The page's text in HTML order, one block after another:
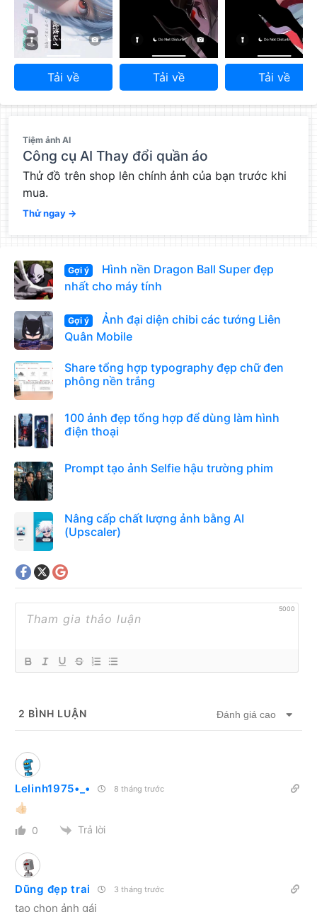
Tải về Tải về Tải về
Tiệm ảnh AI
Công cụ AI Thay đổi quần áo
Thử đồ trên shop lên chính ảnh của bạn trước khi
mua.
Thử ngay →
Gợi ý
Hình nền Dragon Ball Super đẹp
nhất cho máy tính
Gợi ý
Ảnh đại diện chibi các tướng Liên
Quân Mobile
Share tổng hợp typography đẹp chữ đen
phông nền trắng
100 ảnh đẹp tổng hợp để dùng làm hình
điện thoại
Prompt tạo ảnh Selfie hậu trường phim
Nâng cấp chất lượng ảnh bằng AI
(Upscaler)
5000
2 BÌNH LUẬN Đánh giá cao
Lelinh1975•_• 8 tháng trước
👍🏻
0 Trả lời
Dũng đẹp trai 3 tháng trước
tao chọn ảnh gái